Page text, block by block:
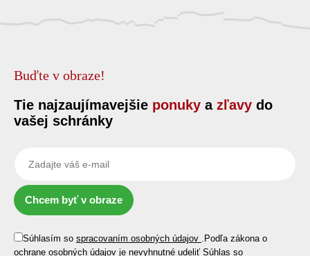
Buďte v obraze!
Tie najzaujímavejšie ponuky a zľavy do
vašej schránky
Chcem byť v obraze
Súhlasím so spracovaním osobných údajov . Podľa zákona o
ochrane osobných údajov je nevyhnutné udeliť Súhlas so